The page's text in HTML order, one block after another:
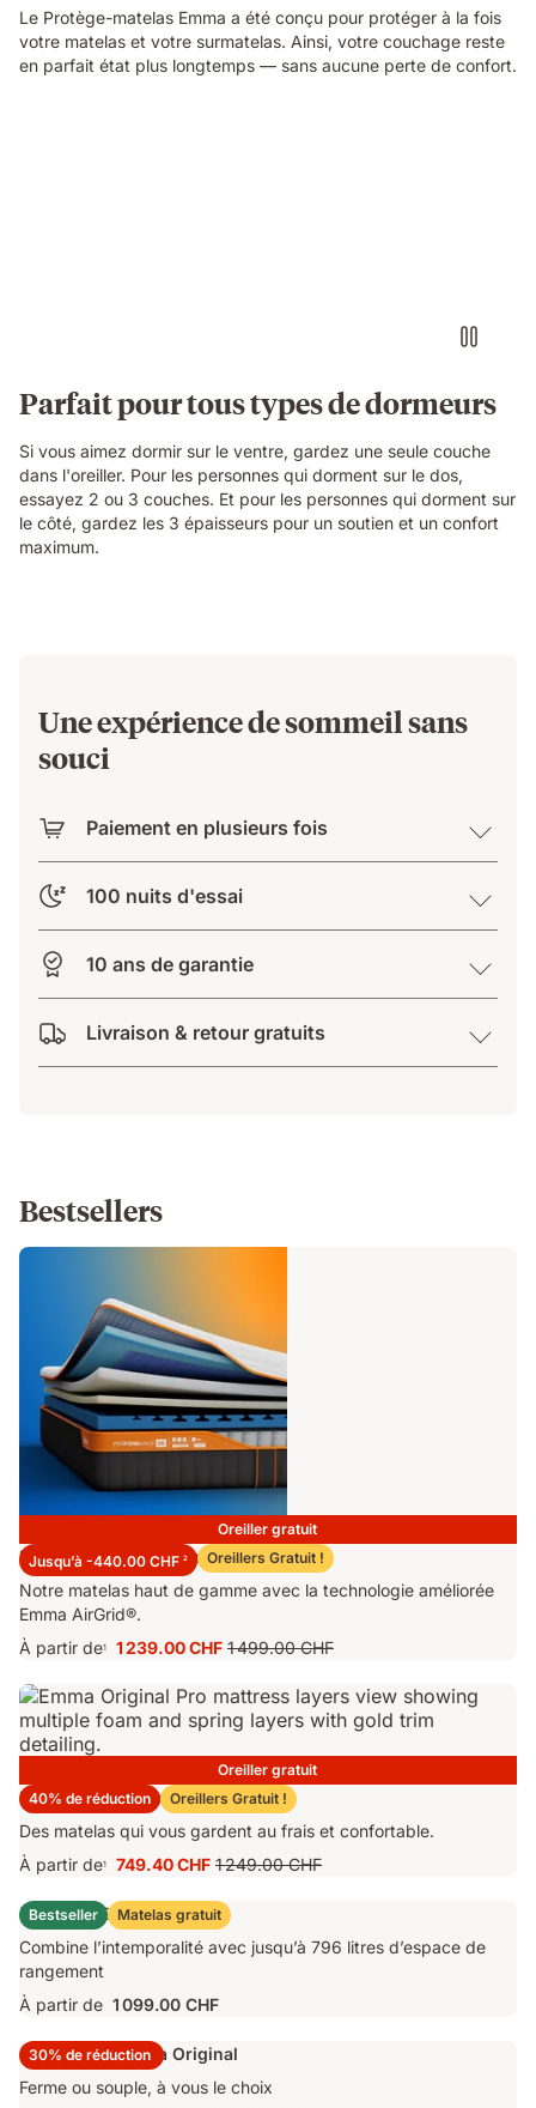
Le Protège-matelas Emma a été conçu pour protéger à la fois
votre matelas et votre surmatelas. Ainsi, votre couchage reste
en parfait état plus longtemps — sans aucune perte de confort.
Parfait pour tous types de dormeurs
Si vous aimez dormir sur le ventre, gardez une seule couche
dans l'oreiller. Pour les personnes qui dorment sur le dos,
essayez 2 ou 3 couches. Et pour les personnes qui dorment sur
le côté, gardez les 3 épaisseurs pour un soutien et un confort
maximum.
Une expérience de sommeil sans
souci
Paiement en plusieurs fois
100 nuits d'essai
10 ans de garantie
Livraison & retour gratuits
Bestsellers
Oreiller gratuit
Jusqu’à -440.00 CHF 2 Oreillers Gratuit !
Matelas Emma Performance 26
Notre matelas haut de gamme avec la technologie améliorée
Emma AirGrid®.
À partir de1
Prix
1 239.00 CHF Prix
1 499.00 CHF
1 499.00 CHF
Oreiller gratuit
40% de réduction
Oreillers Gratuit !
Matelas Emma Original Pro
Des matelas qui vous gardent au frais et confortable.
À partir de1
Prix
749.40 CHF
749.40 CHF Prix
d'origine
1 249.00 CHF
1 249.00 CHF
Bestseller Matelas gratuit
Lit Coffre Emma Original
Combine l’intemporalité avec jusqu’à 796 litres d’espace de
rangement
À partir de 1 099.00 CHF
30% de réduction
Surmatelas Emma Original
Ferme ou souple, à vous le choix